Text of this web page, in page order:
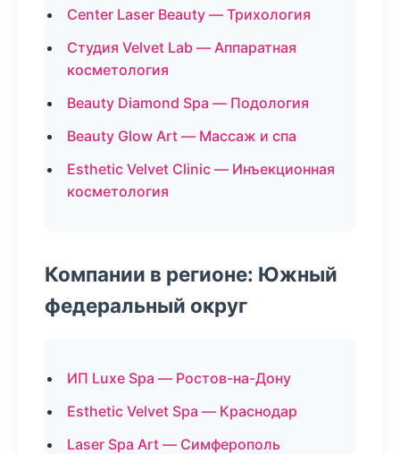
Center Laser Beauty — Трихология
Студия Velvet Lab — Аппаратная
косметология
Beauty Diamond Spa — Подология
Beauty Glow Art — Массаж и спа
Esthetic Velvet Clinic — Инъекционная
косметология
Компании в регионе: Южный
федеральный округ
ИП Luxe Spa — Ростов-на-Дону
Esthetic Velvet Spa — Краснодар
Laser Spa Art — Симферополь